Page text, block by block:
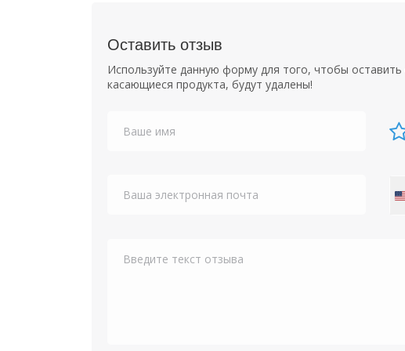
Оставить отзыв
Используйте данную форму для того, чтобы
касающиеся продукта, будут удалены!